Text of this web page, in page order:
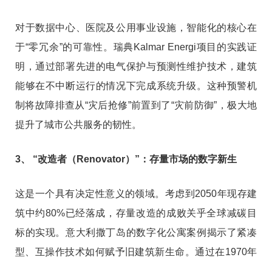
对于数据中心、医院及公用事业设施，智能化的核心在
于“零冗余”的可靠性。瑞典Kalmar Energi项目的实践证
明，通过部署先进的电气保护与预测性维护技术，建筑
能够在不中断运行的情况下完成系统升级。这种预警机
制将故障排查从“灾后抢修”前置到了“灾前防御”，极大地
提升了城市公共服务的韧性。
3、 “改造者（Renovator）”：存量市场的数字新生
这是一个具有决定性意义的领域。考虑到2050年现存建
筑中约80%已经落成，存量改造的成败关乎全球减碳目
标的实现。意大利撒丁岛的数字化公寓案例揭示了紧凑
型、互操作技术如何赋予旧建筑新生命。通过在1970年